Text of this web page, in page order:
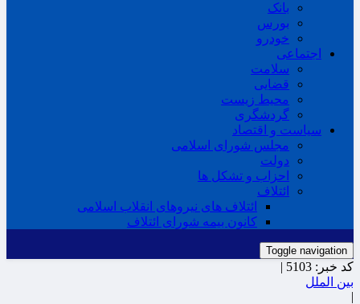
بانک
بورس
خودرو
اجتماعی
سلامت
قضایی
محیط زیست
گردشگری
سیاست و اقتصاد
مجلس شورای اسلامی
دولت
احزاب و تشکل ها
ائتلاف
ائتلاف های نیروهای انقلاب اسلامی
کانون بیمه شورای ائتلاف
Toggle navigation
کد خبر: 5103 |
بین الملل
|